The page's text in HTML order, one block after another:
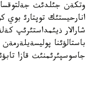
وتكةن جئلدئث
انارحيستئك توپتارئ بوي
شارالار ذيئمداستئرئپ
جاسوسپئرئمنئث قازا